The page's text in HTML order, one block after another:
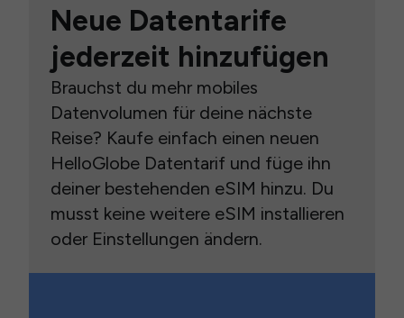
Neue Datentarife
jederzeit hinzufügen
Brauchst du mehr mobiles
Datenvolumen für deine nächste
Reise? Kaufe einfach einen neuen
HelloGlobe Datentarif und füge ihn
deiner bestehenden eSIM hinzu. Du
musst keine weitere eSIM installieren
oder Einstellungen ändern.